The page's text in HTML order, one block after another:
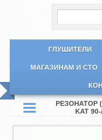
ГЛУШИТЕЛИ
МАГАЗИНАМ И СТО
РЕЗОНАТОР
KAT